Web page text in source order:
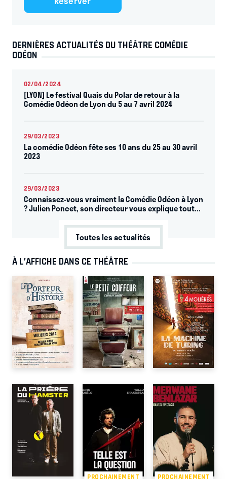
DERNIÈRES ACTUALITÉS DU THÉÂTRE COMÉDIE
ODÉON
02/04/2024
[LYON] Le festival Quais du Polar de retour à la
Comédie Odéon de Lyon du 5 au 7 avril 2024
29/03/2023
La comédie Odéon fête ses 10 ans du 25 au 30 avril
2023
29/03/2023
Connaissez-vous vraiment la Comédie Odéon à Lyon
? Julien Poncet, son directeur vous explique tout...
Toutes les actualités
À L’AFFICHE DANS CE THÉÂTRE
PROCHAINEMENT PROCHAINEMENT